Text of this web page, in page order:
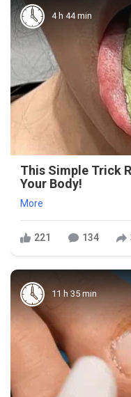
4 h 44 min
This Simple Trick
Your Body!
More
221 134
11 h 35 min